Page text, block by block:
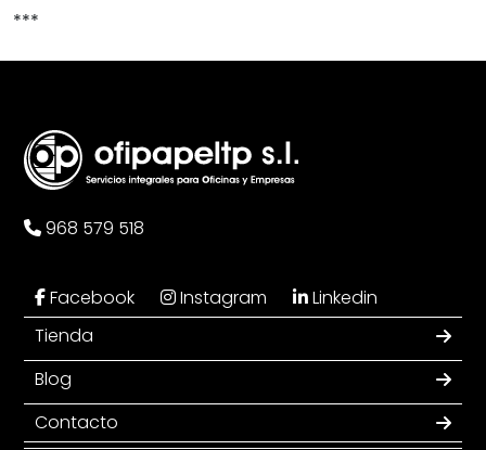
***
968 579 518
Facebook Instagram
Linkedin
Tienda
Blog
Contacto